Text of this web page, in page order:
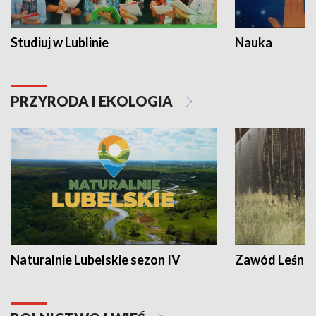
Studiuj w Lublinie Nauka
PRZYRODA I EKOLOGIA
Naturalnie Lubelskie sezon IV Zawód Leśnik